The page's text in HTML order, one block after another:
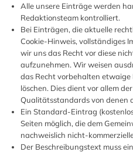
Alle unsere Einträge werden
Redaktionsteam kontrolliert.
Bei Einträgen, die aktuelle
Cookie-Hinweis, vollständiges
wir uns das Recht vor diese
aufzunehmen. Wir weisen
das Recht vorbehalten
löschen. Dies dient vor allem
Qualitätsstandards von denen
Ein Standard-Eintrag
Seiten möglich, die dem
nachweislich nicht-
Der Beschreibungstext muss